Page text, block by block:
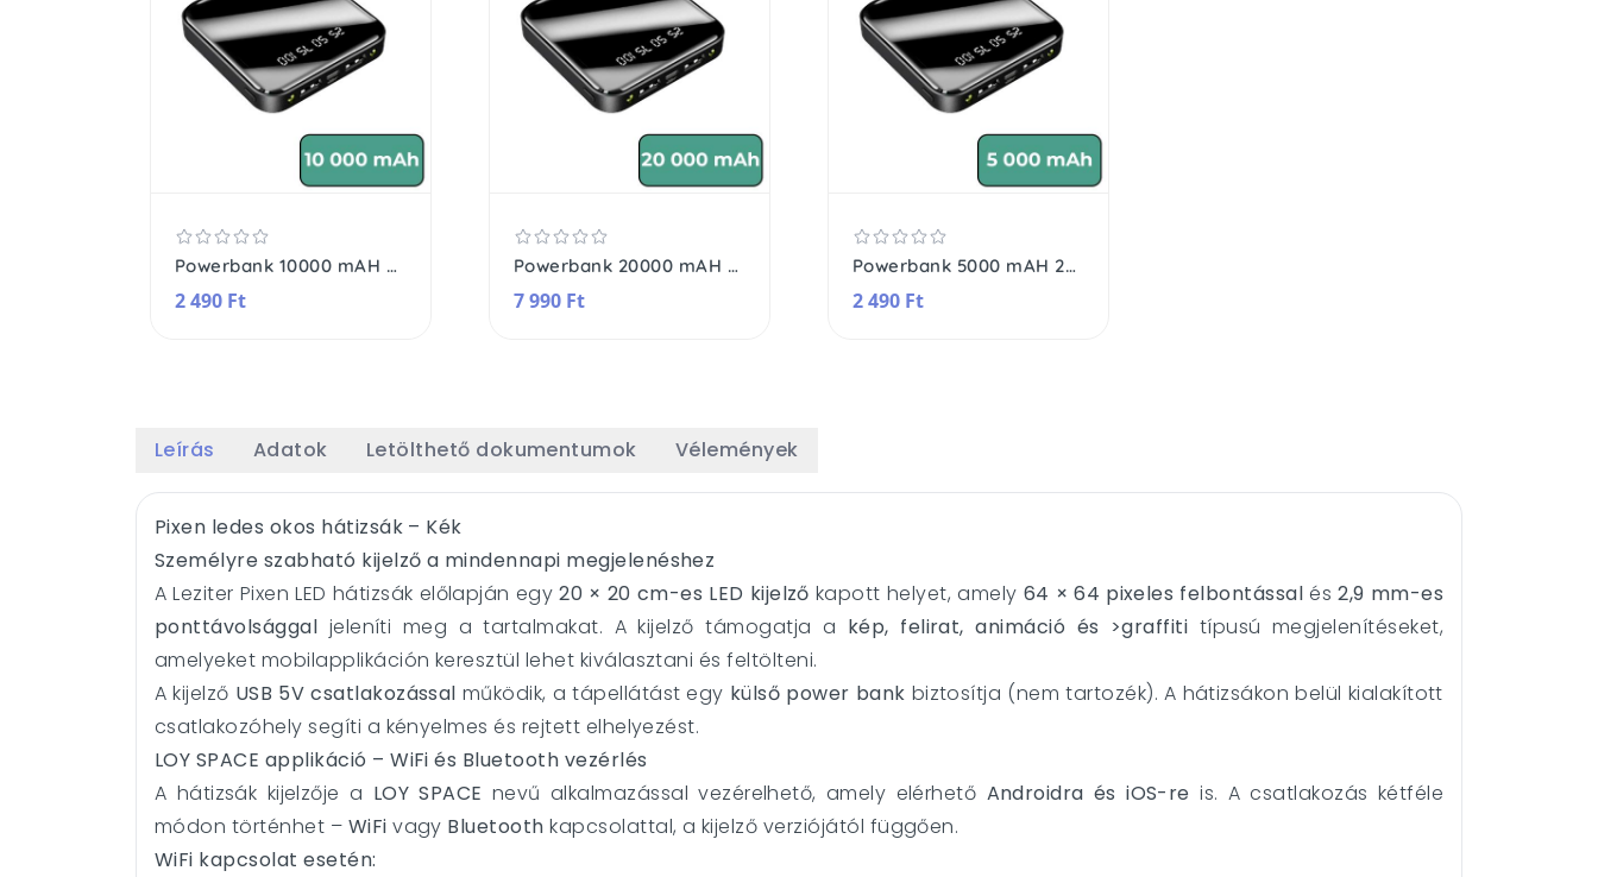
Powerbank 10000 mAH 2A 10W
2 490 Ft
Powerbank 20000 mAH 2A 10W
7 990 Ft
Powerbank 5000 mAH 2A 10W
2 490 Ft
Leírás Adatok Letölthető dokumentumok Vélemények
Pixen ledes okos hátizsák – Kék
Személyre szabható kijelző a mindennapi megjelenéshez
A Leziter Pixen LED hátizsák előlapján egy20 × 20 cm-es LED kijelző kapott helyet, amely 64 × 64 pixeles felbontással és2,9 mm-es
ponttávolsággal jeleníti meg a tartalmakat. A kijelző támogatja a kép, felirat, animáció és >graffiti típusú megjelenítéseket,
amelyeket mobilapplikáción keresztül lehet kiválasztani és feltölteni.
A kijelző USB 5V csatlakozással működik, a tápellátást egy külső power bank biztosítja (nem tartozék). A hátizsákon belül kialakított
csatlakozóhely segíti a kényelmes és rejtett elhelyezést.
LOY SPACE applikáció – WiFi és Bluetooth vezérlés
A hátizsák kijelzője a LOY SPACE nevű alkalmazással vezérelhető, amely elérhető Androidra és iOS-re is. A csatlakozás kétféle
módon történhet – WiFi vagy Bluetooth kapcsolattal, a kijelző verziójától függően.
WiFi kapcsolat esetén: